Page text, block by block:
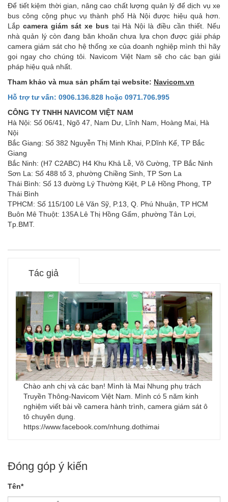
Để tiết kiệm thời gian, nâng cao chất lượng quản lý để dịch vụ xe
bus công cộng phục vụ thành phố Hà Nội được hiệu quả hơn.
Lắp camera giám sát xe bus tại Hà Nội là điều cần thiết. Nếu
nhà quản lý còn đang băn khoăn chưa lựa chọn được giải pháp
camera giám sát cho hệ thống xe của doanh nghiệp mình thì hãy
gọi ngay cho chúng tôi. Navicom Việt Nam sẽ cho các bạn giải
pháp hiệu quả nhất.
Tham khảo và mua sản phẩm tại website: Navicom.vn
Hỗ trợ tư vấn: 0906.136.828 hoặc 0971.706.995
CÔNG TY TNHH NAVICOM VIỆT NAM
Hà Nội: Số 06/41, Ngõ 47, Nam Dư, Lĩnh Nam, Hoàng Mai, Hà
Nội
Bắc Giang: Số 382 Nguyễn Thị Minh Khai, P.Dĩnh Kế, TP Bắc
Giang
Bắc Ninh: (H7 C2ABC) H4 Khu Khả Lễ, Võ Cường, TP Bắc Ninh
Sơn La: Số 488 tổ 3, phường Chiềng Sinh, TP Sơn La
Thái Bình: Số 13 đường Lý Thường Kiệt, P Lê Hồng Phong, TP
Thái Bình
TPHCM: Số 115/100 Lê Văn Sỹ, P.13, Q. Phú Nhuận, TP HCM
Buôn Mê Thuột: 135A Lê Thị Hồng Gấm, phường Tân Lợi,
Tp.BMT.
Tác giả
Chào anh chị và các bạn! Mình là Mai Nhung phụ trách
Truyền Thông-Navicom Việt Nam. Mình có 5 năm kinh
nghiệm viết bài về camera hành trình, camera giám sát ô
tô chuyên dụng.
https://www.facebook.com/nhung.dothimai
Đóng góp ý kiến
Tên*